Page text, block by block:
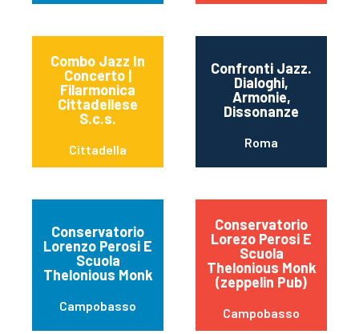
Combo Jazz In
Concerto |
Filarmonica
Cittadellese
S.c.s.
Cittadella
Confronti Jazz.
Dialoghi,
Armonie,
Dissonanze
Roma
Conservatorio
Lorenzo Perosi E
Scuola
Thelonious Monk
Campobasso
Conservatorio
Lorezo Perosi E
Scuola
Thelonious Monk
(zeppelin Pub)
Campobasso